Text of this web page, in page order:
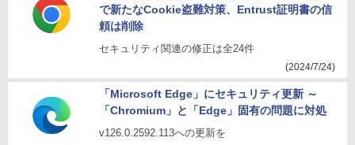
で新たなCookie盗難対策、Entrust証明書の信
頼は削除
セキュリティ関連の修正は全24件
(2024/7/24)
「Microsoft Edge」にセキュリティ更新 ～
「Chromium」と「Edge」固有の問題に対処
v126.0.2592.113への更新を